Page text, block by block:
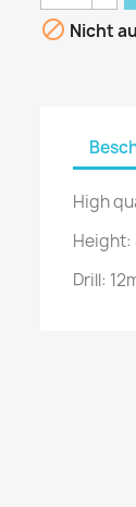
 Nicht
High
Height:
Drill: